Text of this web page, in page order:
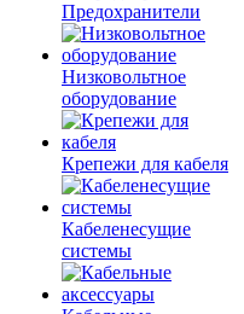
Предохранители
Низковольтное
оборудование
Крепежи для кабеля
Кабеленесущие
системы